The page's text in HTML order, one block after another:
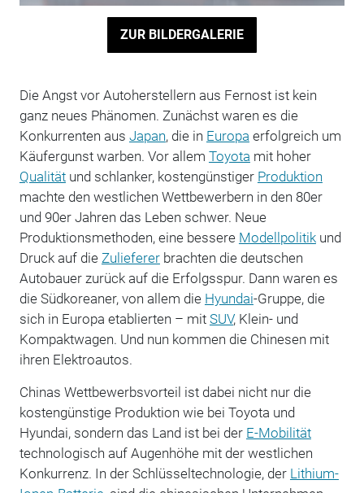
ZUR BILDERGALERIE
Die Angst vor Autoherstellern aus Fernost ist kein
ganz neues Phänomen. Zunächst waren es die
Konkurrenten aus Japan, die in Europa erfolgreich um
Käufergunst warben. Vor allem Toyota mit hoher
Qualitätund schlanker, kostengünstiger Produktion
machte den westlichen Wettbewerbern in den 80er
und 90er Jahren das Leben schwer. Neue
Produktionsmethoden, eine bessere Modellpolitikund
Druck auf die Zuliefererbrachten die deutschen
Autobauer zurück auf die Erfolgsspur. Dann waren es
die Südkoreaner, von allem die Hyundai-Gruppe, die
sich in Europa etablierten – mit SUV, Klein- und
Kompaktwagen. Und nun kommen die Chinesen mit
ihren Elektroautos.
Chinas Wettbewerbsvorteil ist dabei nicht nur die
kostengünstige Produktion wie bei Toyota und
Hyundai, sondern das Land ist bei der E-Mobilität
technologisch auf Augenhöhe mit der westlichen
Konkurrenz. In der Schlüsseltechnologie, der Lithium-